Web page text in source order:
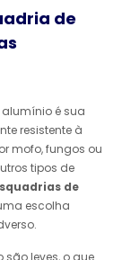
de
é sua
resistente à
mofo, fungos ou
tipos de
de
escolha
são leves, o que